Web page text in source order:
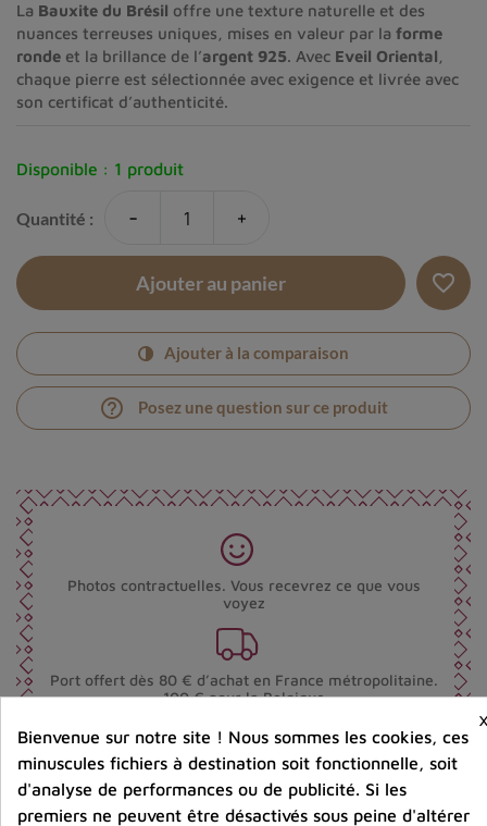
La Bauxite du Brésil offre une texture naturelle et des
nuances terreuses uniques, mises en valeur par la forme
ronde et la brillance de l’argent 925. Avec Eveil Oriental
chaque pierre est sélectionnée avec exigence et livrée avec
son certificat d’authenticité.
Disponible : 1 produit
Quantité : - +
Ajouter au panier favorite_border
Ajouter à la comparaison
help_outline Posez une question sur ce produit
Photos contractuelles. Vous recevrez ce que vous
voyez
Port offert dès 80 € d’achat en France métropolitaine.
100 € pour la Belgique
Entreprise éco-responsable.
Bijoux argent fabriqués sans émission de gaz
carbonique
Bienvenue sur notre site ! Nous sommes les cookies, ces
minuscules fichiers à destination soit fonctionnelle, soit
d'analyse de performances ou de publicité. Si les
premiers ne peuvent être désactivés sous peine d'altérer